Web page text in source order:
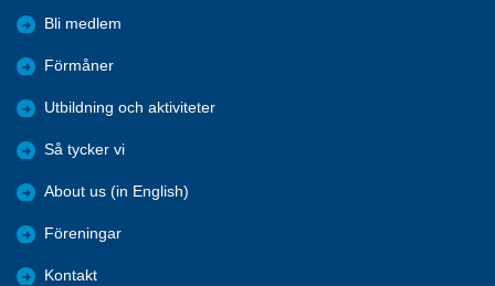
Bli medlem
Förmåner
Utbildning och aktiviteter
Så tycker vi
About us (in English)
Föreningar
Kontakt